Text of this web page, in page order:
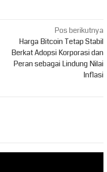
Pos berikutnya
Harga Bitcoin Tetap Stabil
Berkat Adopsi Korporasi dan
Peran sebagai Lindung Nilai
Inflasi